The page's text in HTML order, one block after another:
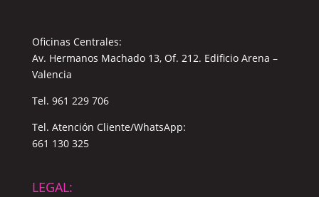
Oficinas Centrales:
Av. Hermanos Machado 13, Of. 212. Edificio Arena –
Valencia
Tel. 961 229 706
Tel. Atención Cliente/WhatsApp:
661 130 325
LEGAL: